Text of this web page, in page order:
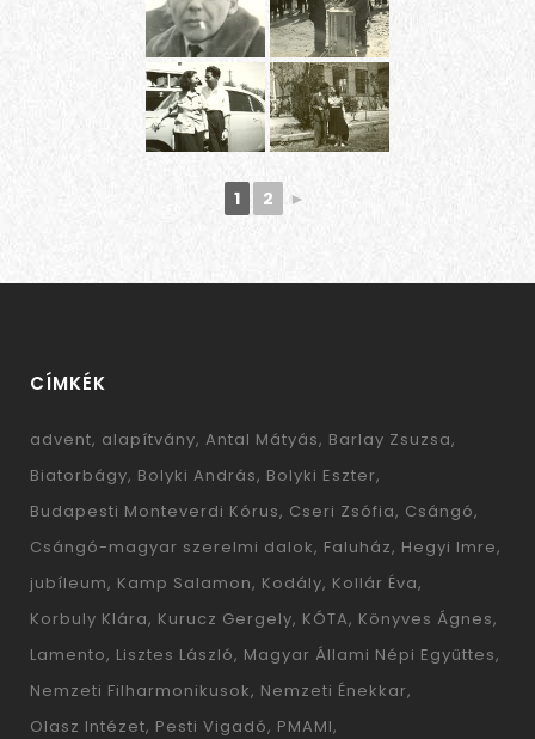
1 2 ►
CÍMKÉK
advent alapítvány Antal Mátyás Barlay Zsuzsa
Biatorbágy Bolyki András Bolyki Eszter
Budapesti Monteverdi Kórus Cseri Zsófia Csángó
Csángó-magyar szerelmi dalok Faluház Hegyi Imre
jubíleum Kamp Salamon Kodály Kollár Éva
Korbuly Klára Kurucz Gergely KÓTA Könyves Ágnes
Lamento Lisztes László Magyar Állami Népi Együttes
Nemzeti Filharmonikusok Nemzeti Énekkar
Olasz Intézet Pesti Vigadó PMAMI